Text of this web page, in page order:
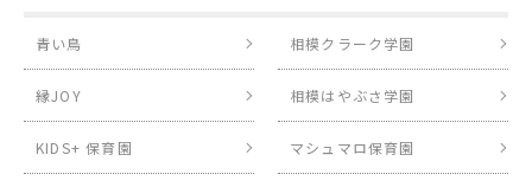
青い鳥 相模クラーク学園
縁JOY 相模はやぶさ学園
KIDS+ 保育園 マシュマロ保育園